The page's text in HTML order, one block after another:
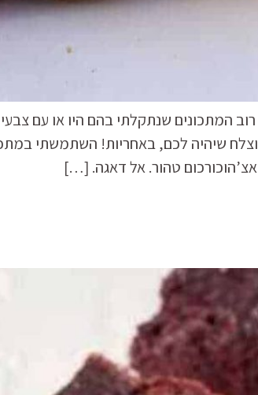
המתכונים שנתקלתי בהם היו או עם
שיהיה לכם, באחריות! השתמשתי
טהור. אל דאגה. […]